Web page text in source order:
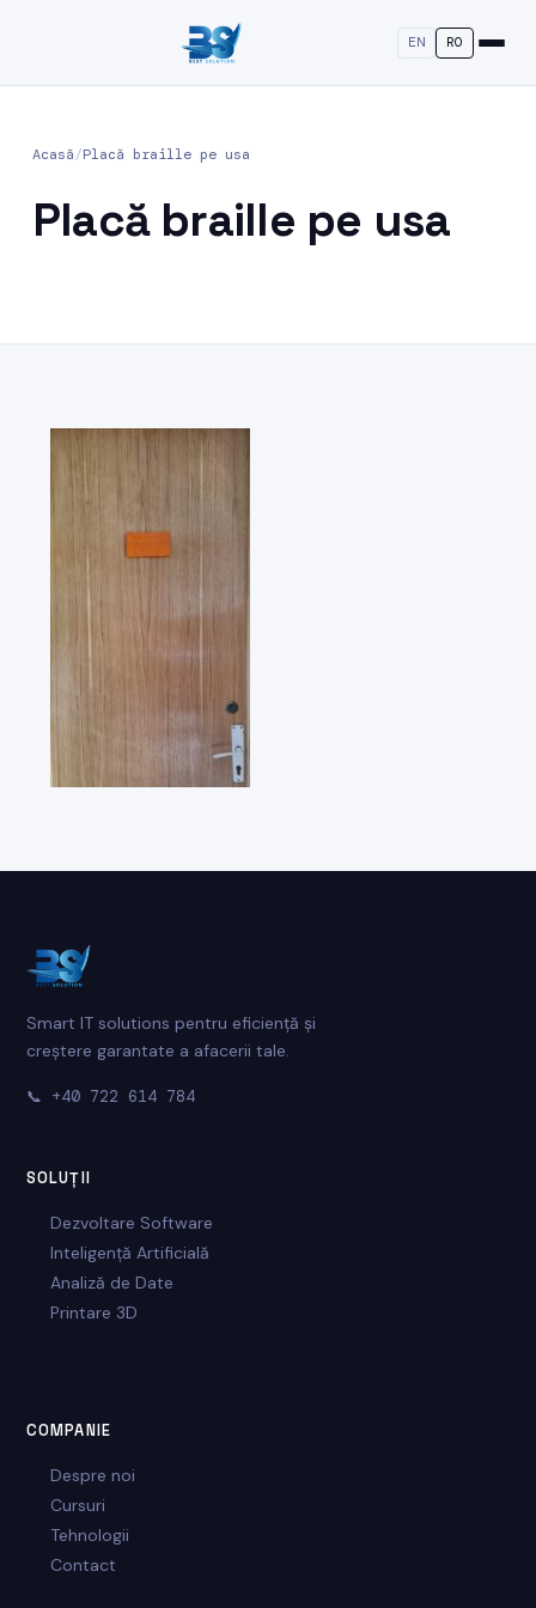
EN RO
Acasă/Placă braille pe usa
Placă braille pe usa
Smart IT solutions pentru eficiență și
creștere garantate a afacerii tale.
📞 +40 722 614 784
SOLUȚII
Dezvoltare Software
Inteligență Artificială
Analiză de Date
Printare 3D
COMPANIE
Despre noi
Cursuri
Tehnologii
Contact